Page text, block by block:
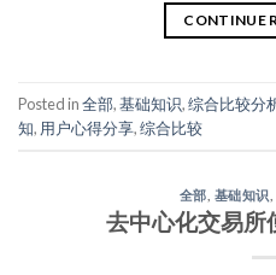
CONTINUE
Posted in全部,基础知识,综合比较分
知, 用户心得分享,综合比较
全部 基础知识
去中心化交易所